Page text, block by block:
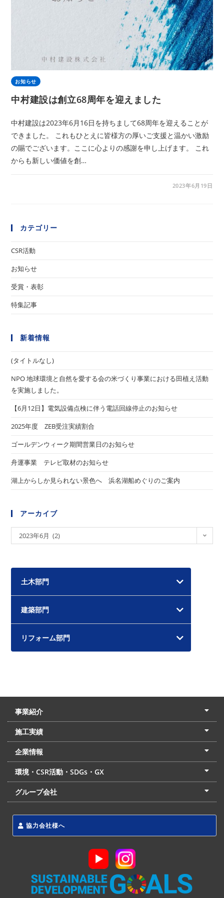
お知らせ
中村建設は創立68周年を迎えました
中村建設は2023年6月16日を持ちまして68周年を迎えることが
できました。 これもひとえに皆様方の厚いご支援と温かい激励
の賜でございます。ここに心よりの感謝を申し上げます。 これ
からも新しい価値を創…
2023年6月19日
カテゴリー
CSR活動
お知らせ
受賞・表彰
特集記事
新着情報
(タイトルなし)
NPO 地球環境と自然を愛する会の米づくり事業における田植え活動
を実施しました。
【6月12日】電気設備点検に伴う電話回線停止のお知らせ
2025年度 ZEB受注実績割合
ゴールデンウィーク期間営業日のお知らせ
舟運事業 テレビ取材のお知らせ
湖上からしか見られない景色へ 浜名湖船めぐりのご案内
アーカイブ
ー
イ
2023年6月 (2)
土木部門
建築部門
リフォーム部門
事業紹介
土木本部
建築本部
PPP・PFI
リフォーム・リノベーション
中村建設の家
施工実績
土木部門
建築部門
リフォーム部門
住宅部門
名古屋支店
東京支店
企業情報
会社概要
経営理念
沿革
リクルート
最新情報
お問合せ
環境・CSR活動・SDGs・GX
LSS流動化処理工法
CSR・SDGs・GX
発電事業
次世代ZEBオフィス
グループ会社
協力会社様へ